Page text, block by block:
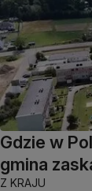
Gdzie w
gmina
Z KRAJU